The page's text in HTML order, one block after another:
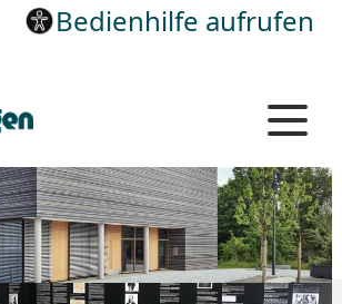
Bedienhilfe aufrufen